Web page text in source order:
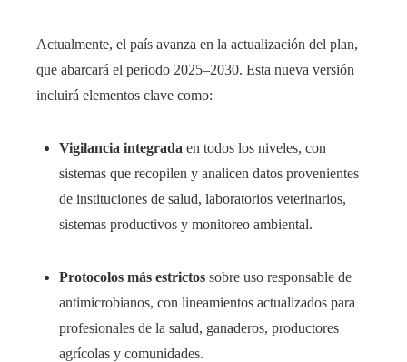
Actualmente, el país avanza en la actualización del plan,
que abarcará el periodo 2025–2030. Esta nueva versión
incluirá elementos clave como:
Vigilancia integrada en todos los niveles, con
sistemas que recopilen y analicen datos provenientes
de instituciones de salud, laboratorios veterinarios,
sistemas productivos y monitoreo ambiental.
Protocolos más estrictos sobre uso responsable de
antimicrobianos, con lineamientos actualizados para
profesionales de la salud, ganaderos, productores
agrícolas y comunidades.